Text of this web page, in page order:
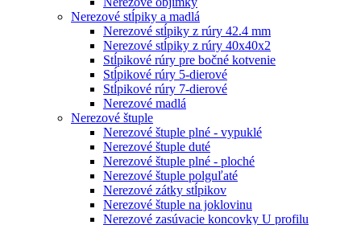
Nerezové stĺpiky a madlá
Nerezové stĺpiky z rúry 42.4 mm
Nerezové stĺpiky z rúry 40x40x2
Stĺpikové rúry pre bočné kotvenie
Stĺpikové rúry 5-dierové
Stĺpikové rúry 7-dierové
Nerezové madlá
Nerezové štuple
Nerezové štuple plné - vypuklé
Nerezové štuple duté
Nerezové štuple plné - ploché
Nerezové štuple polguľaté
Nerezové zátky stĺpikov
Nerezové štuple na joklovinu
Nerezové zasúvacie koncovky U profilu